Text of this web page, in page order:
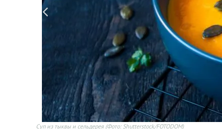
Суп из тыквы и сельдерея (Фото: Shutterstock/FOTODOM)